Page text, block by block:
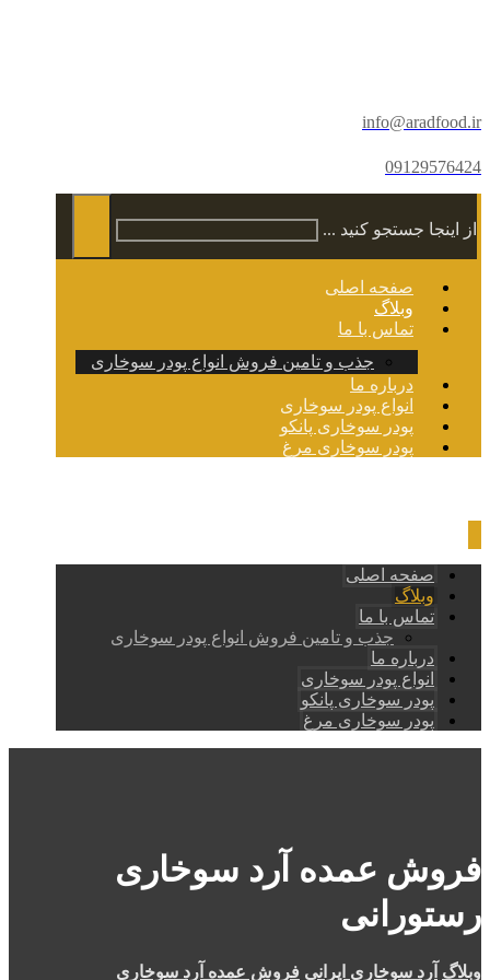
info@aradfood.ir
09129576424
از اینجا جستجو کنید ...
صفحه اصلی
وبلاگ
تماس با ما
جذب و تامین فروش انواع پودر سوخاری
درباره ما
انواع پودر سوخاری
پودر سوخاری پانکو
پودر سوخاری مرغ
صفحه اصلی
وبلاگ
تماس با ما
جذب و تامین فروش انواع پودر سوخاری
درباره ما
انواع پودر سوخاری
پودر سوخاری پانکو
پودر سوخاری مرغ
فروش عمده آرد سوخاری
رستورانی
وبلاگ آرد سوخاری ایرانی فروش عمده آرد سوخاری